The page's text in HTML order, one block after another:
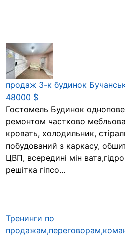
продаж 3-к будинок
48000 $
Гостомель Будинок
ремонтом частково
кровать, холодильник,
побудований з каркасу,
ЦВП, всередині мін
решітка гіпсо...
Тренинги по